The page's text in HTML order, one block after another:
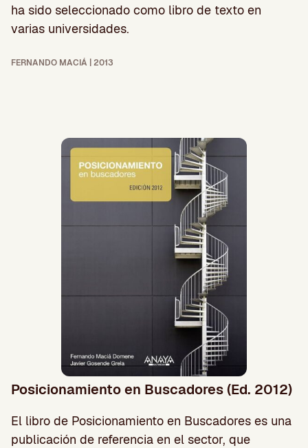
ha sido seleccionado como libro de texto en
varias universidades.
FERNANDO MACIÁ | 2013
Posicionamiento en Buscadores (Ed. 2012)
El libro de Posicionamiento en Buscadores es una
publicación de referencia en el sector, que